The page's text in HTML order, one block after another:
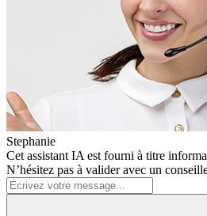
Stephanie
Cet assistant IA est fourni à titre
N’hésitez pas à valider avec un